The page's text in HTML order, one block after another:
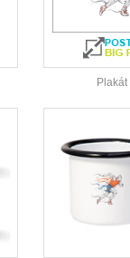
Plakát